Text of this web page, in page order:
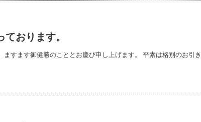
おります。
すます御健勝のこととお慶び申し上げます。 平素は格別のお引